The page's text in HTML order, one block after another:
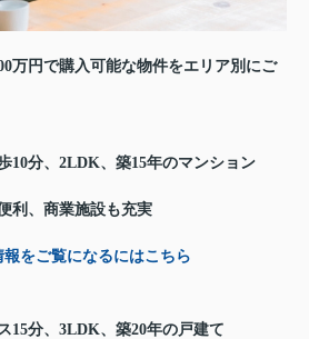
万円で購入可能な物件をエリア別にご
10分、2LDK、築15年のマンション
利、商業施設も充実
をご覧になるにはこちら
15分、3LDK、築20年の戸建て